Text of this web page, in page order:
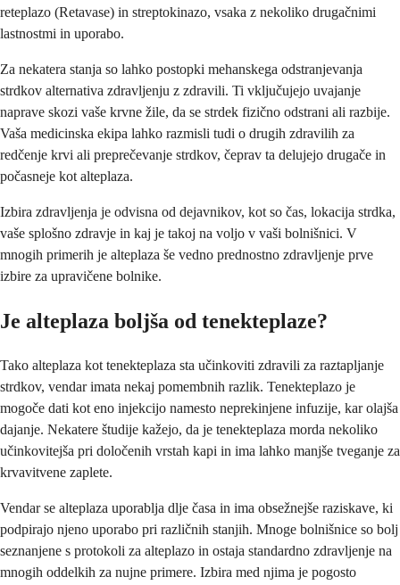
reteplazo (Retavase) in streptokinazo, vsaka z nekoliko drugačnimi
lastnostmi in uporabo.
Za nekatera stanja so lahko postopki mehanskega odstranjevanja
strdkov alternativa zdravljenju z zdravili. Ti vključujejo uvajanje
naprave skozi vaše krvne žile, da se strdek fizično odstrani ali razbije.
Vaša medicinska ekipa lahko razmisli tudi o drugih zdravilih za
redčenje krvi ali preprečevanje strdkov, čeprav ta delujejo drugače in
počasneje kot alteplaza.
Izbira zdravljenja je odvisna od dejavnikov, kot so čas, lokacija strdka,
vaše splošno zdravje in kaj je takoj na voljo v vaši bolnišnici. V
mnogih primerih je alteplaza še vedno prednostno zdravljenje prve
izbire za upravičene bolnike.
Je alteplaza boljša od tenekteplaze?
Tako alteplaza kot tenekteplaza sta učinkoviti zdravili za raztapljanje
strdkov, vendar imata nekaj pomembnih razlik. Tenekteplazo je
mogoče dati kot eno injekcijo namesto neprekinjene infuzije, kar olajša
dajanje. Nekatere študije kažejo, da je tenekteplaza morda nekoliko
učinkovitejša pri določenih vrstah kapi in ima lahko manjše tveganje za
krvavitvene zaplete.
Vendar se alteplaza uporablja dlje časa in ima obsežnejše raziskave, ki
podpirajo njeno uporabo pri različnih stanjih. Mnoge bolnišnice so bolj
seznanjene s protokoli za alteplazo in ostaja standardno zdravljenje na
mnogih oddelkih za nujne primere. Izbira med njima je pogosto